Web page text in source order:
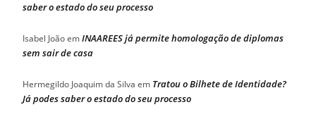
saber o estado do seu processo
Isabel JoãoemINAAREES já permite homologação de diplomas
sem sair de casa
Hermegildo Joaquim da Silva em Tratou o Bilhete de Identidade?
Já podes saber o estado do seu processo